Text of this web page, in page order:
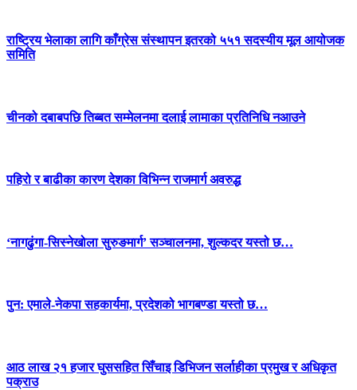
राष्ट्रिय भेलाका लागि काँग्रेस संस्थापन इतरको ५५१ सदस्यीय मूल आयोजक
समिति
चीनको दबाबपछि तिब्बत सम्मेलनमा दलाई लामाका प्रतिनिधि नआउने
पहिरो र बाढीका कारण देशका विभिन्न राजमार्ग अवरुद्ध
‘नागढुंगा-सिस्नेखोला सुरुङमार्ग’ सञ्चालनमा, शुल्कदर यस्तो छ…
पुन: एमाले-नेकपा सहकार्यमा, प्रदेशको भागबण्डा यस्तो छ…
आठ लाख २१ हजार घुससहित सिँचाइ डिभिजन सर्लाहीका प्रमुख र अधिकृत
पक्राउ